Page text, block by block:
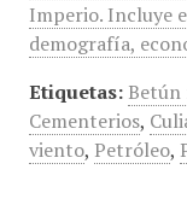
Imperio. Incluye
demografía,
Etiquetas: Betún
Cementerios,
viento, Petróleo,